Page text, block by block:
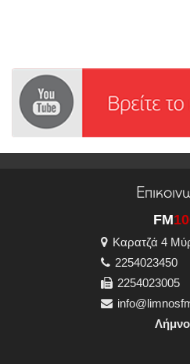
FM
Καρατζά 4
2254023450
2254023005